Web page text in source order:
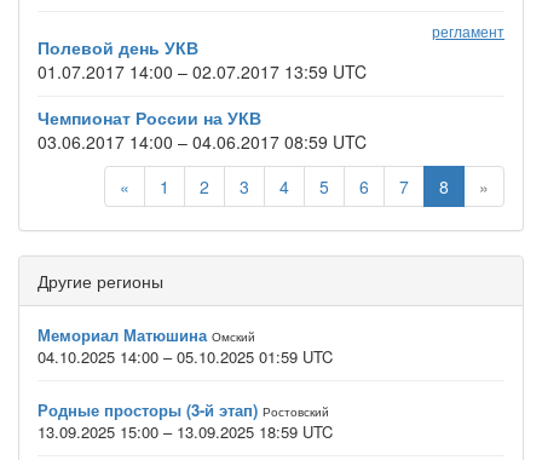
регламент
Полевой день УКВ
01.07.2017 14:00 – 02.07.2017 13:59 UTC
Чемпионат России на УКВ
03.06.2017 14:00 – 04.06.2017 08:59 UTC
«
1 2 3 4 5 6 7 8 »
Другие регионы
Мемориал Матюшина Омский
04.10.2025 14:00 – 05.10.2025 01:59 UTC
Родные просторы (3-й этап) Ростовский
13.09.2025 15:00 – 13.09.2025 18:59 UTC